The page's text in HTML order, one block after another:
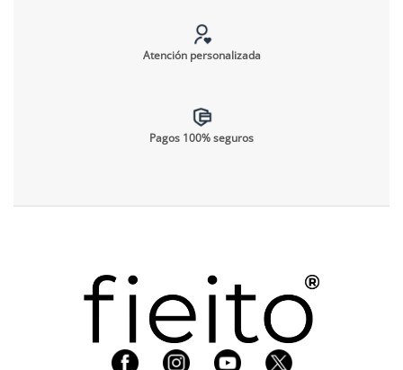
Atención personalizada
Pagos 100% seguros